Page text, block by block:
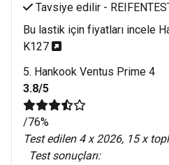
Tavsiye edilir -
Bu lastik için fiyatları incele
K127
5. Hankook Ventus Prime 4
3.8/5
/76%
Test edilen 4 x 2026, 15 x
Test sonuçları: